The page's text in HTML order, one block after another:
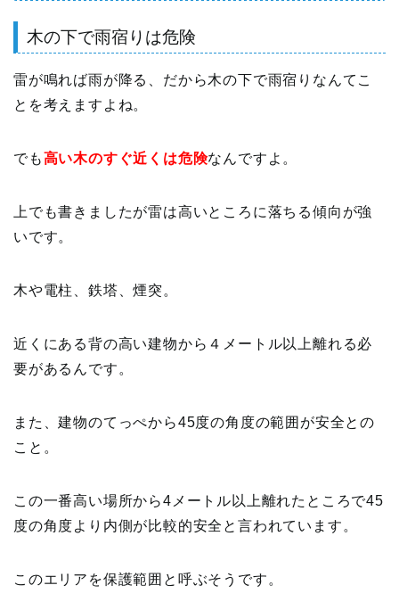
木の下で雨宿りは危険
雷が鳴れば雨が降る、だから木の下で雨宿りなんてこ
とを考えますよね。
でも高い木のすぐ近くは危険なんですよ。
上でも書きましたが雷は高いところに落ちる傾向が強
いです。
木や電柱、鉄塔、煙突。
近くにある背の高い建物から４メートル以上離れる必
要があるんです。
また、建物のてっぺから45度の角度の範囲が安全との
こと。
この一番高い場所から4メートル以上離れたところで45
度の角度より内側が比較的安全と言われています。
このエリアを保護範囲と呼ぶそうです。